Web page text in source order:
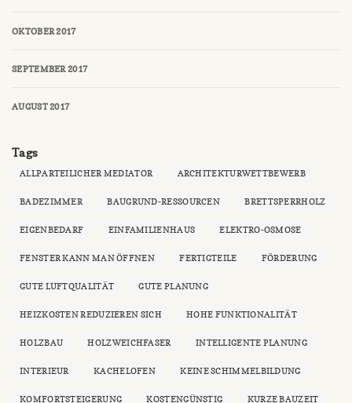
OKTOBER 2017
SEPTEMBER 2017
AUGUST 2017
Tags
ALLPARTEILICHER MEDIATOR ARCHITEKTURWETTBEWERB
BADEZIMMER BAUGRUND-RESSOURCEN BRETTSPERRHOLZ
EIGENBEDARF EINFAMILIENHAUS ELEKTRO-OSMOSE
FENSTER KANN MAN ÖFFNEN FERTIGTEILE FÖRDERUNG
GUTE LUFTQUALITÄT GUTE PLANUNG
HEIZKOSTEN REDUZIEREN SICH HOHE FUNKTIONALITÄT
HOLZBAU HOLZWEICHFASER INTELLIGENTE PLANUNG
INTERIEUR KACHELOFEN KEINE SCHIMMELBILDUNG
KOMFORTSTEIGERUNG KOSTENGÜNSTIG KURZE BAUZEIT